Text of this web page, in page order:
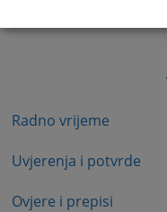
Radno vrijeme
Uvjerenja i potvrde
Ovjere i prepisi